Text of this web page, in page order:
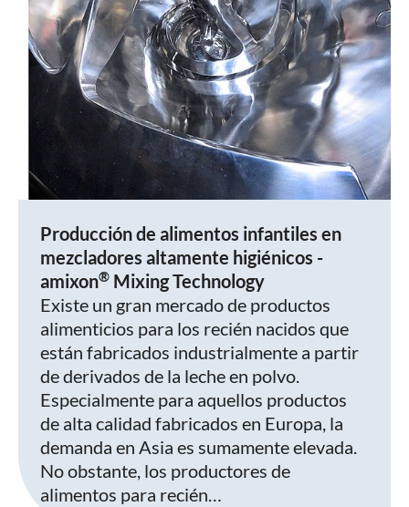
Producción de alimentos infantiles en
mezcladores altamente higiénicos -
amixon® Mixing Technology
Existe un gran mercado de productos
alimenticios para los recién nacidos que
están fabricados industrialmente a partir
de derivados de la leche en polvo.
Especialmente para aquellos productos
de alta calidad fabricados en Europa, la
demanda en Asia es sumamente elevada.
No obstante, los productores de
alimentos para recién…